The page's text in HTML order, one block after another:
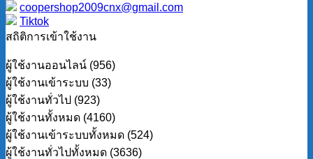
coopershop2009cnx@gmail.com
Tiktok
สถิติการเข้าใช้งาน
ผู้ใช้งานออนไลน์ (956)
ผู้ใช้งานเข้าระบบ (33)
ผู้ใช้งานทั่วไป (923)
ผู้ใช้งานทั้งหมด (4160)
ผู้ใช้งานเข้าระบบทั้งหมด (524)
ผู้ใช้งานทั่วไปทั้งหมด (3636)